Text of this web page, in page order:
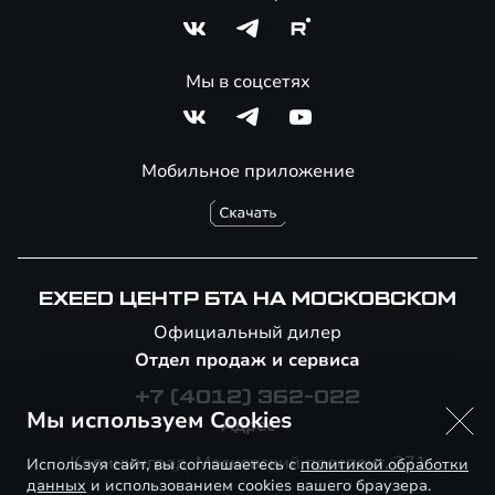
Мобильное приложение
Мы в соцсетях
EXEED ЦЕНТР БТА НА МОСКОВСКОМ
Официальный дилер
Отдел продаж и сервиса
+7 (4012) 362-022
Адрес
Калининград, ​Московский проспект, 271
Мы используем Cookies
Используя сайт, вы соглашаетесь сполитикой обработки
данных и использованием cookies вашего браузера.